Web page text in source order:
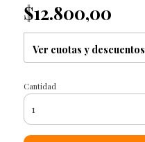
$12.800,00
Ver cuotas y descuentos
Cantidad